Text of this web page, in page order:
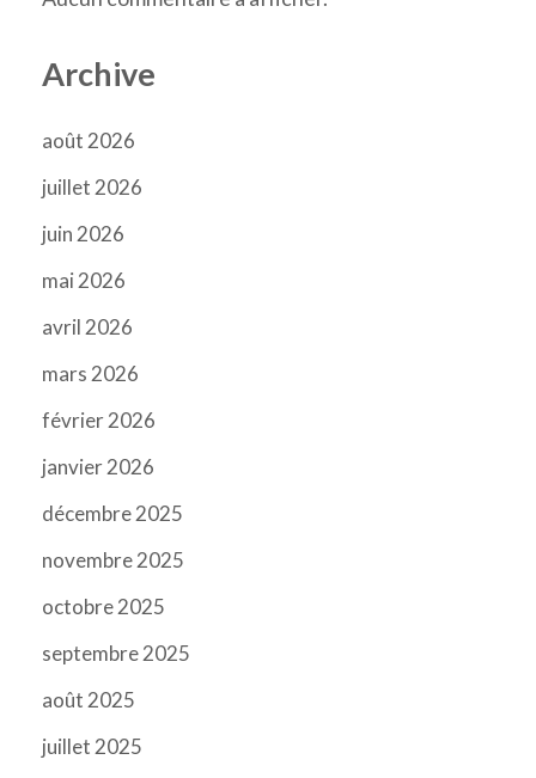
Archive
août 2026
juillet 2026
juin 2026
mai 2026
avril 2026
mars 2026
février 2026
janvier 2026
décembre 2025
novembre 2025
octobre 2025
septembre 2025
août 2025
juillet 2025